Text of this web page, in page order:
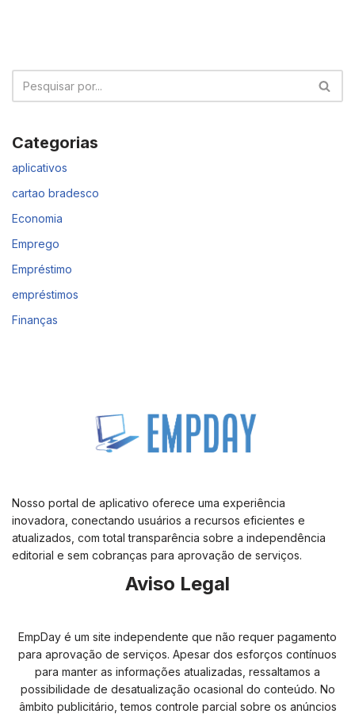
Categorias
aplicativos
cartao bradesco
Economia
Emprego
Empréstimo
empréstimos
Finanças
Nosso portal de aplicativo oferece uma experiência
inovadora, conectando usuários a recursos eficientes e
atualizados, com total transparência sobre a independência
editorial e sem cobranças para aprovação de serviços.
Aviso Legal
EmpDay é um site independente que não requer pagamento
para aprovação de serviços. Apesar dos esforços contínuos
para manter as informações atualizadas, ressaltamos a
possibilidade de desatualização ocasional do conteúdo. No
âmbito publicitário, temos controle parcial sobre os anúncios